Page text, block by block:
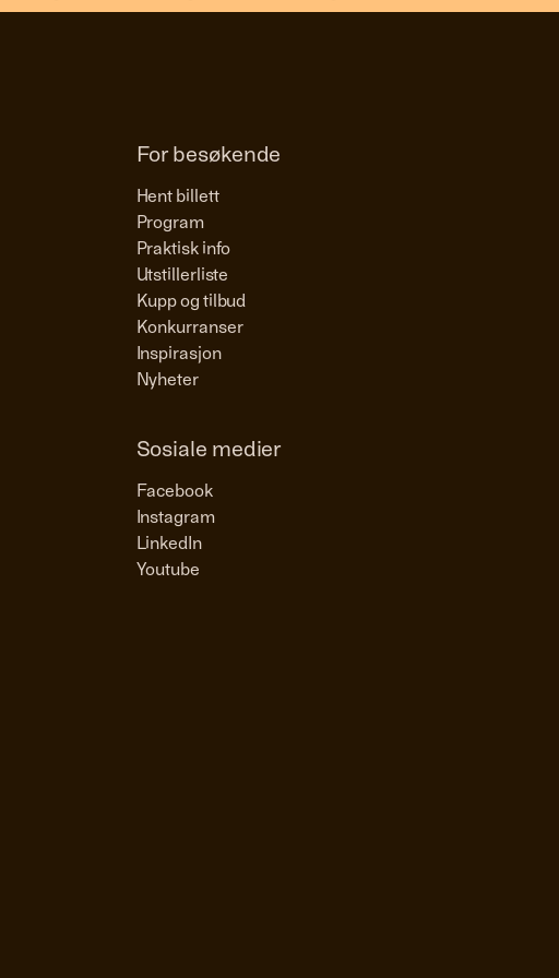
For besøkende
Hent billett
Program
Praktisk info
Utstillerliste
Kupp og tilbud
Konkurranser
Inspirasjon
Nyheter
Sosiale medier
Facebook
Instagram
LinkedIn
Youtube